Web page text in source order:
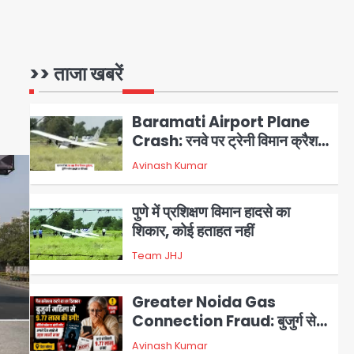
>> ताजा खबरें
1
जारी
2
Baramati Airport Plane
Crash: रनवे पर ट्रेनी विमान क्रैश,
जांच शुरू
Avinash Kumar
3
पुणे में प्रशिक्षण विमान हादसे का
शिकार, कोई हताहत नहीं
Team JHJ
Greater Noida Gas
Connection Fraud: बुजुर्ग से
वीडियो कॉल पर 9.77 लाख की साइबर
Avinash Kumar